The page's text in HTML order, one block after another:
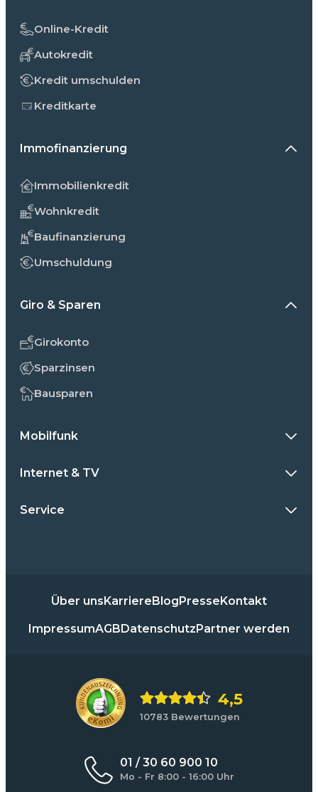
Online-Kredit
Autokredit
Kredit umschulden
Kreditkarte
Immofinanzierung
Immobilienkredit
Wohnkredit
Baufinanzierung
Umschuldung
Giro & Sparen
Girokonto
Sparzinsen
Bausparen
Mobilfunk
Internet & TV
Service
Über unsKarriereBlogPresseKontakt
ImpressumAGBDatenschutzPartner werden
4,5
10783 Bewertungen
01 / 30 60 900 10
Mo - Fr 8:00 - 16:00 Uhr